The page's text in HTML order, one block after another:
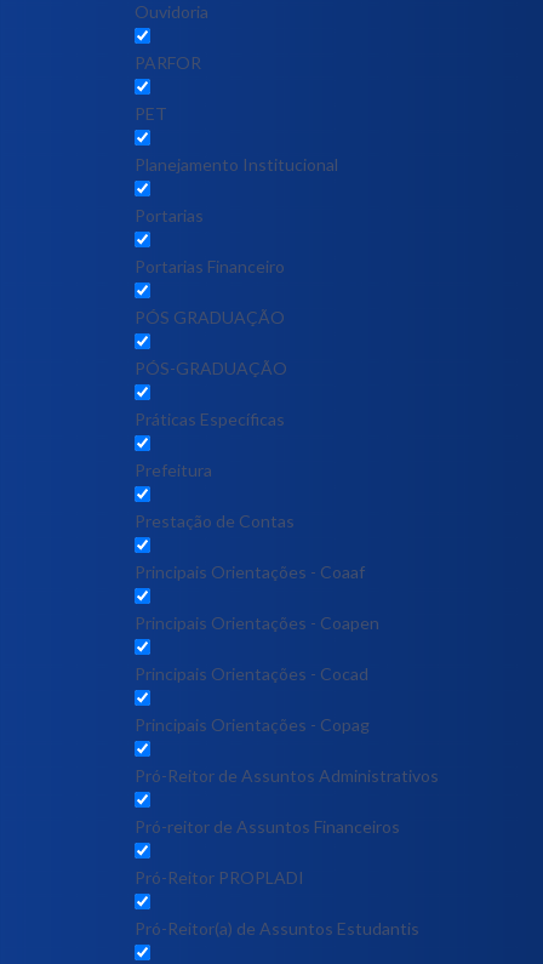
Ouvidoria
PARFOR
PET
Planejamento Institucional
Portarias
Portarias Financeiro
PÓS GRADUAÇÃO
PÓS-GRADUAÇÃO
Práticas Específicas
Prefeitura
Prestação de Contas
Principais Orientações - Coaaf
Principais Orientações - Coapen
Principais Orientações - Cocad
Principais Orientações - Copag
Pró-Reitor de Assuntos Administrativos
Pró-reitor de Assuntos Financeiros
Pró-Reitor PROPLADI
Pró-Reitor(a) de Assuntos Estudantis